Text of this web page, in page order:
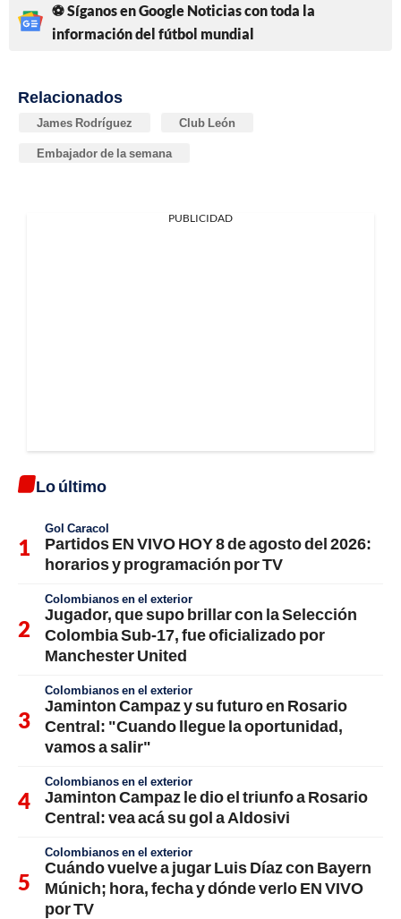
⚽ Síganos en Google Noticias con toda la
información del fútbol mundial
Relacionados
James Rodríguez Club León
Embajador de la semana
PUBLICIDAD
Lo último
Gol Caracol
Partidos EN VIVO HOY 8 de agosto del 2026:
horarios y programación por TV
Colombianos en el exterior
Jugador, que supo brillar con la Selección
Colombia Sub-17, fue oficializado por
Manchester United
Colombianos en el exterior
Jaminton Campaz y su futuro en Rosario
Central: "Cuando llegue la oportunidad,
vamos a salir"
Colombianos en el exterior
Jaminton Campaz le dio el triunfo a Rosario
Central: vea acá su gol a Aldosivi
Colombianos en el exterior
Cuándo vuelve a jugar Luis Díaz con Bayern
Múnich; hora, fecha y dónde verlo EN VIVO
por TV